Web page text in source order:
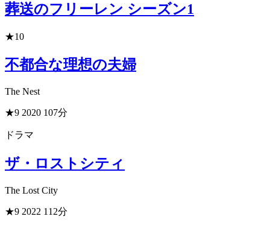
葬送のフリーレン シーズン1
★10
不都合な理想の夫婦
The Nest
★9 2020 107分
ドラマ
ザ・ロストシティ
The Lost City
★9 2022 112分